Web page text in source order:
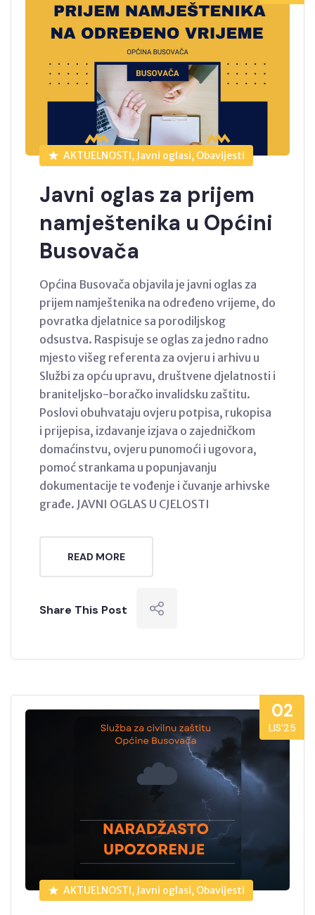
AKTUELNOSTI, Javni oglasi, Obavijesti
Javni oglas za prijem
namještenika u Općini
Busovača
Općina Busovača objavila je javni oglas za
prijem namještenika na određeno vrijeme, do
povratka djelatnice sa porodiljskog
odsustva. Raspisuje se oglas za jedno radno
mjesto višeg referenta za ovjeru i arhivu u
Službi za opću upravu, društvene djelatnosti i
braniteljsko-boračko invalidsku zaštitu.
Poslovi obuhvataju ovjeru potpisa, rukopisa
i prijepisa, izdavanje izjava o zajedničkom
domaćinstvu, ovjeru punomoći i ugovora,
pomoć strankama u popunjavanju
dokumentacije te vođenje i čuvanje arhivske
građe. JAVNI OGLAS U CJELOSTI
READ MORE
Share This Post
02
LIS’25
AKTUELNOSTI, Javni oglasi, Obavijesti